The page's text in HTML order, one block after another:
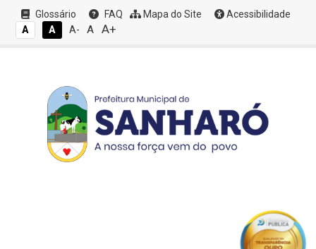
Glossário FAQ Mapa do Site
Acessibilidade
A
A A- A A+